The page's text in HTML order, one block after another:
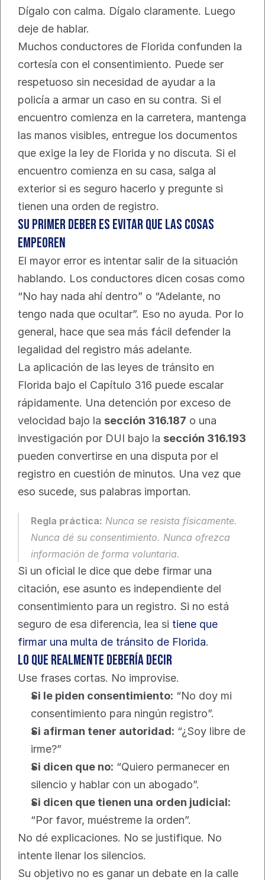
Dígalo con calma. Dígalo claramente. Luego
deje de hablar.
Muchos conductores de Florida confunden la
cortesía con el consentimiento. Puede ser
respetuoso sin necesidad de ayudar a la
policía a armar un caso en su contra. Si el
encuentro comienza en la carretera, mantenga
las manos visibles, entregue los documentos
que exige la ley de Florida y no discuta. Si el
encuentro comienza en su casa, salga al
exterior si es seguro hacerlo y pregunte si
tienen una orden de registro.
Su primer deber es evitar que las cosas
empeoren
El mayor error es intentar salir de la situación
hablando. Los conductores dicen cosas como
“No hay nada ahí dentro” o “Adelante, no
tengo nada que ocultar”. Eso no ayuda. Por lo
general, hace que sea más fácil defender la
legalidad del registro más adelante.
La aplicación de las leyes de tránsito en
Florida bajo el Capítulo 316 puede escalar
rápidamente. Una detención por exceso de
velocidad bajo la sección 316.187 o una
investigación por DUI bajo la sección 316.193
pueden convertirse en una disputa por el
registro en cuestión de minutos. Una vez que
eso sucede, sus palabras importan.
Regla práctica: Nunca se resista físicamente.
Nunca dé su consentimiento. Nunca ofrezca
información de forma voluntaria.
Si un oficial le dice que debe firmar una
citación, ese asunto es independiente del
consentimiento para un registro. Si no está
seguro de esa diferencia, lea si tiene que
firmar una multa de tránsito de Florida.
Lo que realmente debería decir
Use frases cortas. No improvise.
Si le piden consentimiento: “No doy mi
consentimiento para ningún registro”.
Si afirman tener autoridad: “¿Soy libre de
irme?”
Si dicen que no: “Quiero permanecer en
silencio y hablar con un abogado”.
Si dicen que tienen una orden judicial:
“Por favor, muéstreme la orden”.
No dé explicaciones. No se justifique. No
intente llenar los silencios.
Su objetivo no es ganar un debate en la calle